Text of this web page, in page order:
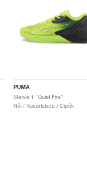
PUMA
Stewie 1 "Quiet Fire"
Női / Kosárlabda / Cipők